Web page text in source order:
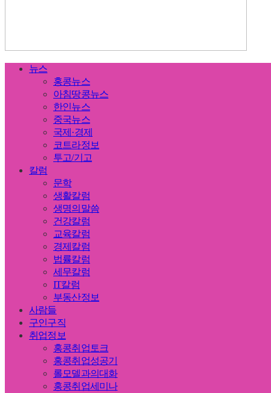
뉴스
홍콩뉴스
아침땅콩뉴스
한인뉴스
중국뉴스
국제·경제
코트라정보
투고/기고
칼럼
문학
생활칼럼
생명의말씀
건강칼럼
교육칼럼
경제칼럼
법률칼럼
세무칼럼
IT칼럼
부동산정보
사람들
구인구직
취업정보
홍콩취업토크
홍콩취업성공기
롤모델과의대화
홍콩취업세미나